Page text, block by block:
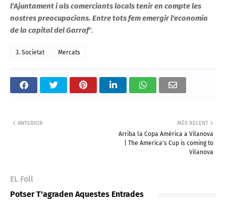
l'Ajuntament i als comerciants locals tenir en compte les
nostres preocupacions. Entre tots fem emergir l'economia
de la capital del Garraf".
3. Societat Mercats
MÉS RECENT
Arriba la Copa Amèrica a Vilanova
| The America's Cup is coming to
Vilanova
ANTERIOR
EL Foll
Potser T'agraden Aquestes Entrades